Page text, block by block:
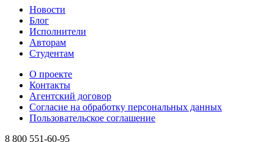
Новости
Блог
Исполнители
Авторам
Студентам
О проекте
Контакты
Агентский договор
Согласие на обработку персональных данных
Пользовательское соглашение
8 800 551-60-95